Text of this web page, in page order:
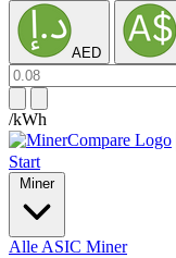
AED
/kWh
Start
Miner
Alle ASIC Miner